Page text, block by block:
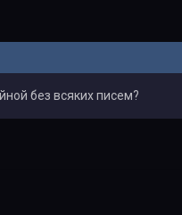
без всяких писем?